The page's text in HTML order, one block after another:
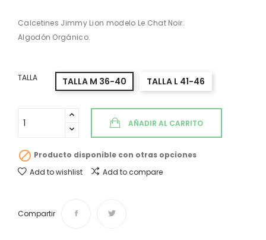
Calcetines Jimmy Lion modelo Le Chat Noir.
Algodón Orgánico.
TALLA TALLA M 36-40 TALLA L 41-46
AÑADIR AL CARRITO
 Producto disponible con otras opciones
Add to wishlist
Add to compare
Compartir